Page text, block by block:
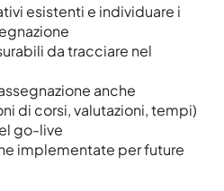
esistenti e individuare i
da tracciare nel
anche
di corsi, valutazioni, tempi)
go-live
implementate per future